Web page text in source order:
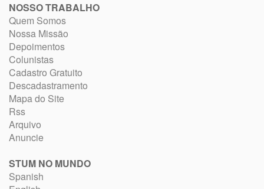
NOSSO TRABALHO
Quem Somos
Nossa Missão
Depoimentos
Colunistas
Cadastro Gratuito
Descadastramento
Mapa do Site
Rss
Arquivo
Anuncie
STUM NO MUNDO
Spanish